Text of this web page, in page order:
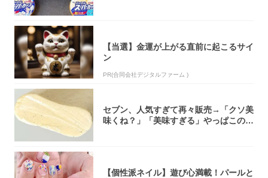
【当選】金運が上がる直前に起こるサイ
ン
PR(合同会社デジタルファーム )
セブン、人気すぎて再々販売→「クソ美
味くね？」「美味すぎる」やっぱこのク
【個性派ネイル】遊び心満載！パールと